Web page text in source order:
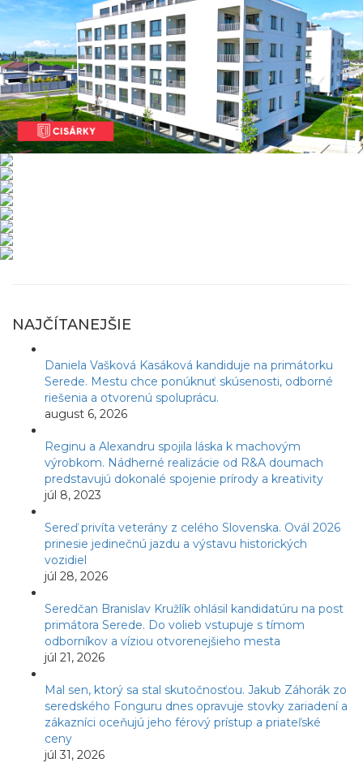
NAJČÍTANEJŠIE
Daniela Vašková Kasáková kandiduje na primátorku
Serede. Mestu chce ponúknuť skúsenosti, odborné
riešenia a otvorenú spoluprácu.
august 6, 2026
Reginu a Alexandru spojila láska k machovým
výrobkom. Nádherné realizácie od R&A doumach
predstavujú dokonalé spojenie prírody a kreativity
júl 8, 2023
Sereď privíta veterány z celého Slovenska. Ovál 2026
prinesie jedinečnú jazdu a výstavu historických
vozidiel
júl 28, 2026
Seredčan Branislav Kružlík ohlásil kandidatúru na post
primátora Serede. Do volieb vstupuje s tímom
odborníkov a víziou otvorenejšieho mesta
júl 21, 2026
Mal sen, ktorý sa stal skutočnosťou. Jakub Záhorák zo
seredského Fonguru dnes opravuje stovky zariadení a
zákazníci oceňujú jeho férový prístup a priateľské
ceny
júl 31, 2026